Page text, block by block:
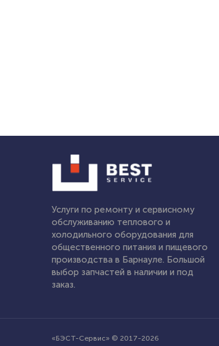
Услуги по ремонту и сервисному
обслуживанию теплового и
холодильного оборудования для
общественного питания и пищевого
производства в Барнауле. Большой
выбор запчастей в наличии и под
заказ.
«БЭСТ-Сервис» © 2017-2026